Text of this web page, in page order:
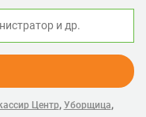
Центр, Уборщица,